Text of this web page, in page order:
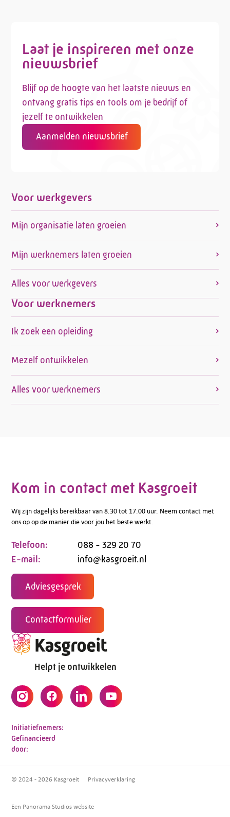
Adviesgesprek
Laat je inspireren met onze
nieuwsbrief
Blijf op de hoogte van het laatste nieuws en
ontvang gratis tips en tools om je bedrijf of
jezelf te ontwikkelen
Aanmelden nieuwsbrief
Voor werkgevers
Mijn organisatie laten groeien
Mijn werknemers laten groeien
Alles voor werkgevers
Voor werknemers
Ik zoek een opleiding
Mezelf ontwikkelen
Alles voor werknemers
Kom in contact met Kasgroeit
Wij zijn dagelijks bereikbaar van 8.30 tot 17.00 uur. Neem contact met
ons op op de manier die voor jou het beste werkt.
Telefoon:
088 - 329 20 70
E-mail:
info@kasgroeit.nl
Adviesgesprek
Contactformulier
Helpt je ontwikkelen
Initiatiefnemers:
Gefinancieerd
door:
© 2024 - 2026 Kasgroeit Privacyverklaring
Een Panorama Studios website